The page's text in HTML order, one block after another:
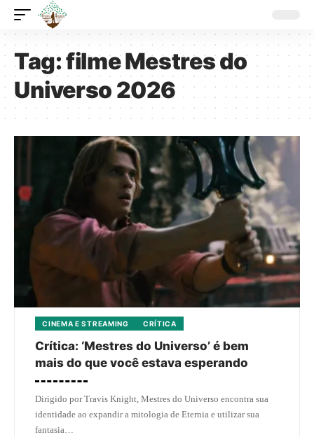
Tag:filme Mestres do
Universo 2026
CINEMA E STREAMING CRÍTICA
Crítica: ‘Mestres do Universo’ é bem
mais do que você estava esperando
Dirigido por Travis Knight, Mestres do Universo encontra sua
identidade ao expandir a mitologia de Eternia e utilizar sua
fantasia…